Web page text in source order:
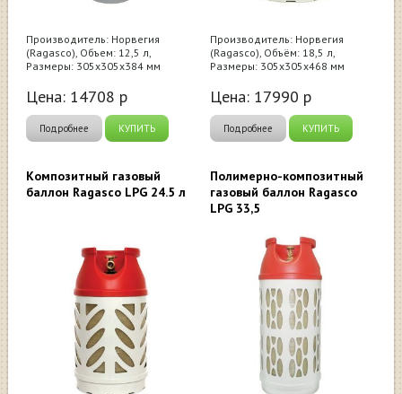
Производитель: Норвегия
(Ragasco), Объем: 12,5 л,
Размеры: 305х305х384 мм
Цена: 14708 р
Подробнее КУПИТЬ
Производитель: Норвегия
(Ragasco), Объём: 18,5 л,
Размеры: 305х305х468 мм
Цена: 17990 р
Подробнее КУПИТЬ
Композитный газовый
баллон Ragasco LPG 24.5 л
Полимерно-композитный
газовый баллон Ragasco
LPG 33,5